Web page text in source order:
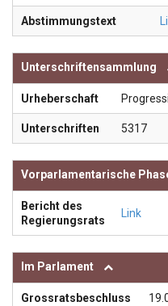
Abstimmungstext
Unterschriftensammlung
Urheberschaft
Unterschriften 5317
Vorparlamentarische
Bericht des
Regierungsrats
Link
Im Parlament
Grossratsbeschluss